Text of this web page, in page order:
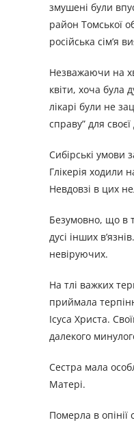
змушені були
район Томської
російська сім’я
Незважаючи на
квіти, хоча була
лікарі були не
справу” для
Сибірські умови
Глікерія ходили
Невдовзі в цих
Безумовно, що в
дусі інших
невіруючих.
На тлі важких
приймала
Ісуса Христа.
далекого
Сестра мала
Матері.
Померла в